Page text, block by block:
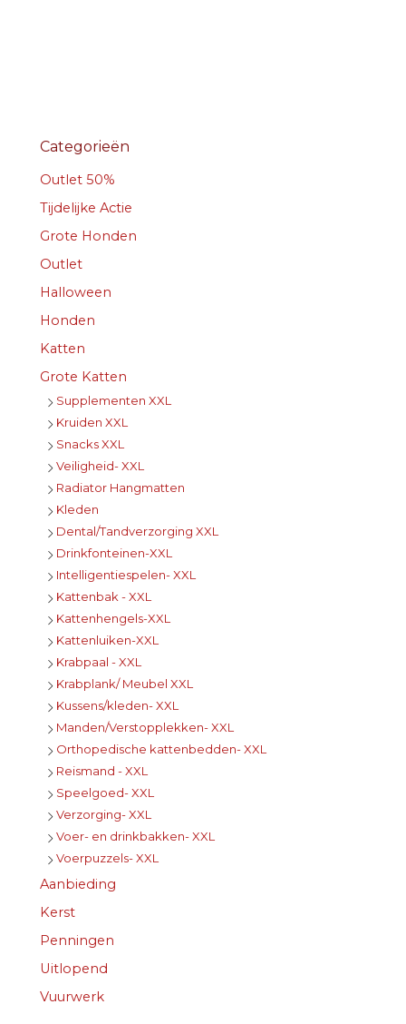
Categorieën
Outlet 50%
Tijdelijke Actie
Grote Honden
Outlet
Halloween
Honden
Katten
Grote Katten
Supplementen XXL
Kruiden XXL
Snacks XXL
Veiligheid- XXL
Radiator Hangmatten
Kleden
Dental/Tandverzorging XXL
Drinkfonteinen-XXL
Intelligentiespelen- XXL
Kattenbak - XXL
Kattenhengels-XXL
Kattenluiken-XXL
Krabpaal - XXL
Krabplank/ Meubel XXL
Kussens/kleden- XXL
Manden/Verstopplekken- XXL
Orthopedische kattenbedden- XXL
Reismand - XXL
Speelgoed- XXL
Verzorging- XXL
Voer- en drinkbakken- XXL
Voerpuzzels- XXL
Aanbieding
Kerst
Penningen
Uitlopend
Vuurwerk